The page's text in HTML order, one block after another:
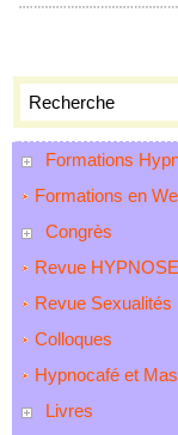
Formations
Formations en
Congrès
Revue
Revue Sexualités
Colloques
Hypnocafé et
Livres